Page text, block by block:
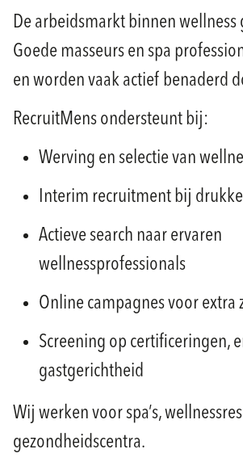
De arbeidsmarkt binnen wellness
Goede masseurs en spa
en worden vaak actief benaderd
RecruitMens ondersteunt bij:
Werving en selectie van
Interim recruitment bij
Actieve search naar ervaren
wellnessprofessionals
Online campagnes voor extra
Screening op certificeringen,
gastgerichtheid
Wij werken voor spa’s,
gezondheidscentra.